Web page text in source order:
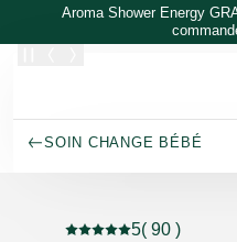
Allez au contenu principal
Aroma Shower Energy
SOIN CHANGE BÉBÉ
5( 90 )